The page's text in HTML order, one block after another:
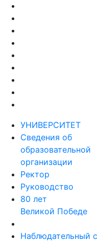
УНИВЕРСИТЕТ
Сведения об
образовательной
организации
Ректор
Руководство
80 лет
Великой Победе
Наблюдательный